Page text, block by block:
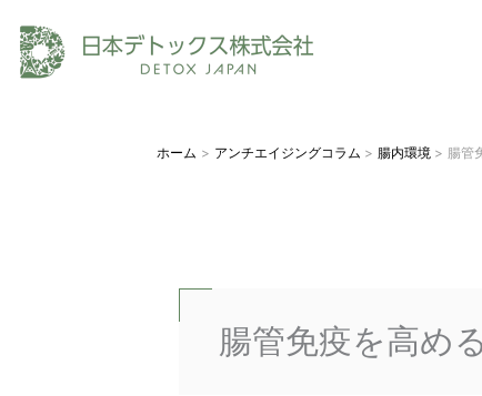
ホーム アンチエイジングコラム 腸内環境 腸管
腸管免疫を高め